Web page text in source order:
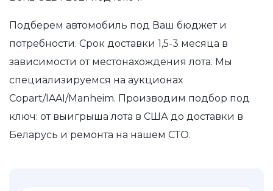
Подберем автомобиль под Ваш бюджет и
потребности. Срок доставки 1,5-3 месяца в
зависимости от местонахождения лота. Мы
специализируемся на аукционах
Copart/IAAI/Manheim. Производим подбор под
ключ: от выигрыша лота в США до доставки в
Беларусь и ремонта на нашем СТО.